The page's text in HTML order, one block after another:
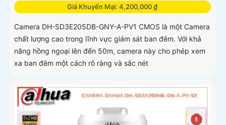
Giá Khuyến Mại: 4,200,000 ₫
Camera DH-SD3E205DB-GNY-A-PV1 CMOS là một Camera
chất lượng cao trong lĩnh vực giám sát ban đêm. Với khả
năng hồng ngoại lên đến 50m, camera này cho phép xem
xa ban đêm một cách rõ ràng và sắc nét